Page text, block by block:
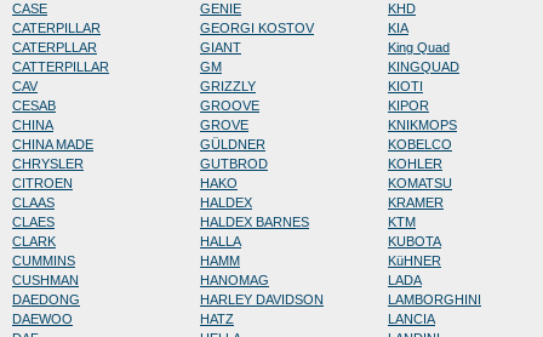
CASE
CATERPILLAR
CATERPLLAR
CATTERPILLAR
CAV
CESAB
CHINA
CHINA MADE
CHRYSLER
CITROEN
CLAAS
CLAES
CLARK
CUMMINS
CUSHMAN
DAEDONG
DAEWOO
GENIE
GEORGI KOSTOV
GIANT
GM
GRIZZLY
GROOVE
GROVE
GÜLDNER
GUTBROD
HAKO
HALDEX
HALDEX BARNES
HALLA
HAMM
HANOMAG
HARLEY DAVIDSON
HATZ
KHD
KIA
King Quad
KINGQUAD
KIOTI
KIPOR
KNIKMOPS
KOBELCO
KOHLER
KOMATSU
KRAMER
KTM
KUBOTA
KüHNER
LADA
LAMBORGHINI
LANCIA